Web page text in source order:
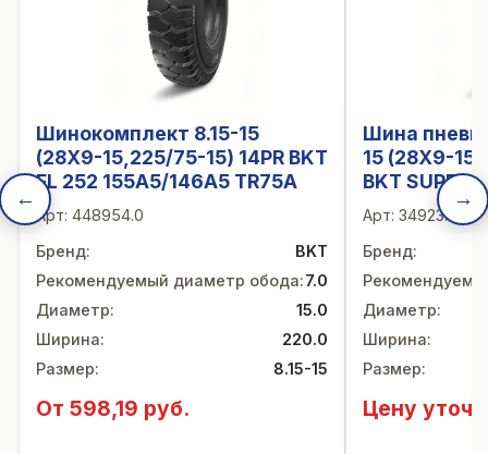
←
Шинокомплект 8.15-15
(28X9-15,225/75-15) 14PR BKT
FL 252 155A5/146A5 TR75A
Арт: 448954.0
Бренд:
BKT
Рекомендуемый диаметр обода:7.0
Диаметр:
15.0
Ширина:
220.0
Размер: 8.15-15
От 598,19 руб.
Шина
15 (28X9-
BKT SUPER
Арт: 34923.0
Бренд:
Диаметр:
Ширина:
Размер:
Цену
→